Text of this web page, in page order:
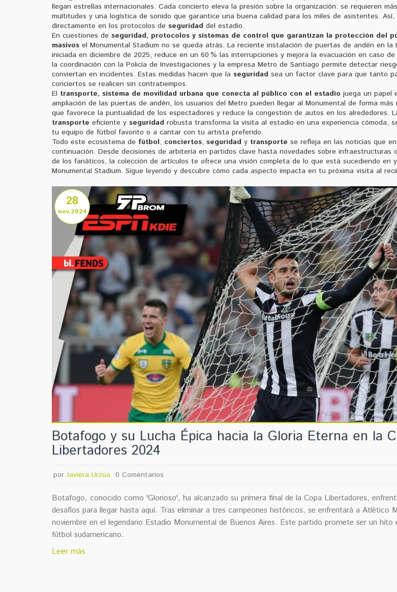
llegan estrellas internacionales. Cada concierto eleva la presión sobre la organización: se requieren
multitudes y una logística de sonido que garantice una buena calidad para los miles de asistentes. Así,
directamente en los protocolos de seguridad del estadio.
En cuestiones de seguridad, protocolos y sistemas de control que garantizan la protección del
masivos el Monumental Stadium no se queda atrás. La reciente instalación de puertas de andén en la
iniciada en diciembre de 2025, reduce en un 60 % las interrupciones y mejora la evacuación en caso de
la coordinación con la Policía de Investigaciones y la empresa Metro de Santiago permite detectar
conviertan en incidentes. Estas medidas hacen que la seguridad sea un factor clave para que tanto
conciertos se realicen sin contratiempos.
El transporte, sistema de movilidad urbana que conecta al público con el estadio juega un papel
ampliación de las puertas de andén, los usuarios del Metro pueden llegar al Monumental de forma más
que favorece la puntualidad de los espectadores y reduce la congestión de autos en los alrededores.
transporte eficiente y seguridad robusta transforma la visita al estadio en una experiencia cómoda,
tu equipo de fútbol favorito o a cantar con tu artista preferido.
Todo este ecosistema de fútbol, conciertos, seguridad y transporte se refleja en las noticias que
continuación. Desde decisiones de arbitería en partidos clave hasta novedades sobre infraestructuras
de los fanáticos, la colección de artículos te ofrece una visión completa de lo que está sucediendo en
Monumental Stadium. Sigue leyendo y descubre cómo cada aspecto impacta en tu próxima visita al
28
nov,2024
Botafogo y su Lucha Épica hacia la Gloria Eterna en la
Libertadores 2024
por Javiera Urzúa 0 Comentarios
Botafogo, conocido como 'Glorioso', ha alcanzado su primera final de la Copa Libertadores,
desafíos para llegar hasta aquí. Tras eliminar a tres campeones históricos, se enfrentará a Atlético
noviembre en el legendario Estadio Monumental de Buenos Aires. Este partido promete ser un hito
fútbol sudamericano.
Leer más